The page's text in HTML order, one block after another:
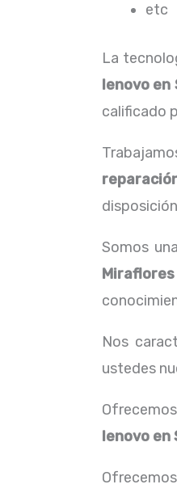
etc
La
lenovo en
calificado
Somos
Miraflores
Nos
ustedes
lenovo en